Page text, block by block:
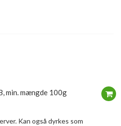
min. mængde 100g
Kan også dyrkes som